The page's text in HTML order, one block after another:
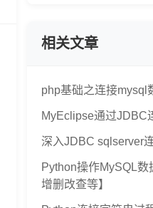
相关文章
php基础之连接mysql
MyEclipse通过JDBC
深入JDBC sqlserver
Python操作MySQL数
增删改查等】